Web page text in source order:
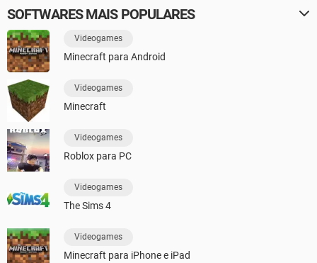
SOFTWARES MAIS POPULARES
Videogames
Minecraft para Android
Videogames
Minecraft
Videogames
Roblox para PC
Videogames
The Sims 4
Videogames
Minecraft para iPhone e iPad